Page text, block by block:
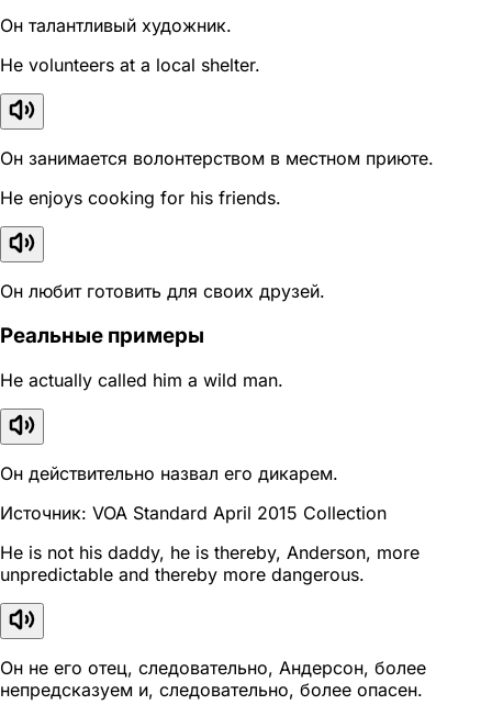
Он талантливый художник.
He volunteers at a local shelter.
Он занимается волонтерством в местном приюте.
He enjoys cooking for his friends.
Он любит готовить для своих друзей.
Реальные примеры
He actually called him a wild man.
Он действительно назвал его дикарем.
Источник: VOA Standard April 2015 Collection
He is not his daddy, he is thereby, Anderson, more
unpredictable and thereby more dangerous.
Он не его отец, следовательно, Андерсон, более
непредсказуем и, следовательно, более опасен.